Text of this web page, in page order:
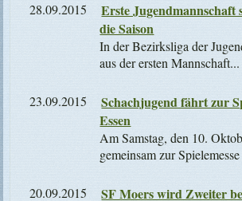
28.09.2015
Erste Jugendmannschaft
die Saison
In der Bezirksliga der
aus der ersten Mannschaft...
23.09.2015
Schachjugend fährt zur
Essen
Am Samstag, den 10.
gemeinsam zur
20.09.2015 SF Moers wird Zweiter